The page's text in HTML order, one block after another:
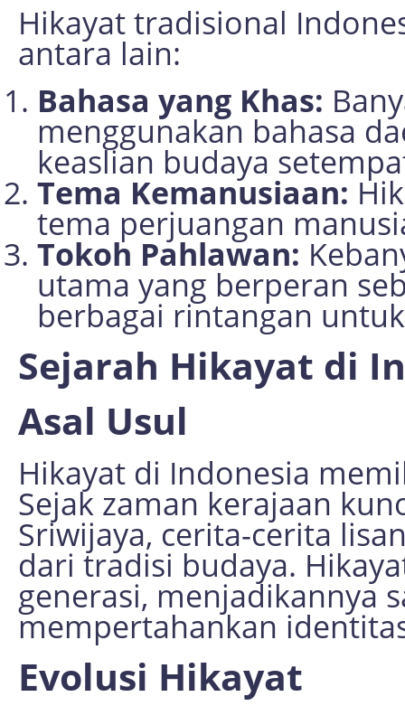
Hikayat tradisional
antara lain:
Bahasa yang Khas:
menggunakan bahasa
keaslian budaya
Tema Kemanusiaan:
tema perjuangan
Tokoh Pahlawan:
utama yang berperan
berbagai rintangan
Sejarah Hikayat di
Asal Usul
Hikayat di Indonesia
Sejak zaman kerajaan
Sriwijaya, cerita-cerita
dari tradisi budaya.
generasi, menjadikannya
mempertahankan
Evolusi Hikayat